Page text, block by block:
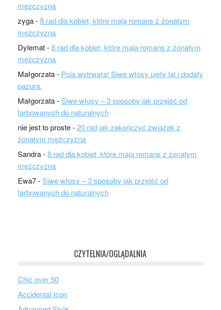
mężczyzną
zyga-8 rad dla kobiet, które mają romans z żonatym
mężczyzną
Dylemat-8 rad dla kobiet, które mają romans z żonatym
mężczyzną
Małgorzata- Pola wytrwała! Siwe włosy ujęły lat i dodały
pazura.
Małgorzata-Siwe włosy – 3 sposoby jak przejść od
farbowanych do naturalnych
nie jest to proste-20 rad jak zakończyć związek z
żonatym mężczyzną
Sandra-8 rad dla kobiet, które mają romans z żonatym
mężczyzną
Ewa7-Siwe włosy – 3 sposoby jak przejść od
farbowanych do naturalnych
CZYTELNIA/OGLĄDALNIA
Chic over 50
Accidental Icon